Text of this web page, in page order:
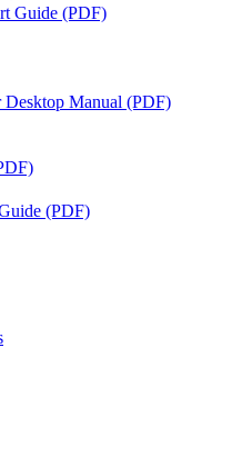
Guide (PDF)
Manual (PDF)
(PDF)